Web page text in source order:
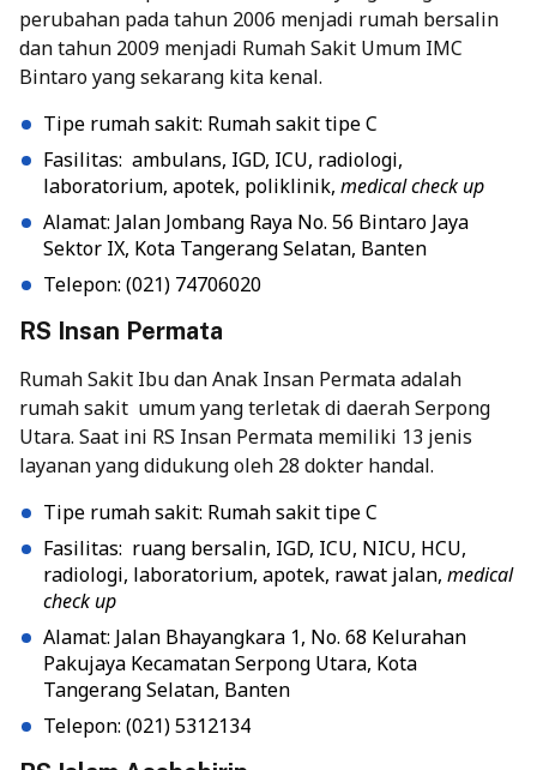
perubahan pada tahun 2006 menjadi rumah bersalin
dan tahun 2009 menjadi Rumah Sakit Umum IMC
Bintaro yang sekarang kita kenal.
Tipe rumah sakit: Rumah sakit tipe C
Fasilitas: ambulans, IGD, ICU, radiologi,
laboratorium, apotek, poliklinik, medical check up
Alamat: Jalan Jombang Raya No. 56 Bintaro Jaya
Sektor IX, Kota Tangerang Selatan, Banten
Telepon: (021) 74706020
RS Insan Permata
Rumah Sakit Ibu dan Anak Insan Permata adalah
rumah sakit umum yang terletak di daerah Serpong
Utara. Saat ini RS Insan Permata memiliki 13 jenis
layanan yang didukung oleh 28 dokter handal.
Tipe rumah sakit: Rumah sakit tipe C
Fasilitas: ruang bersalin, IGD, ICU, NICU, HCU,
radiologi, laboratorium, apotek, rawat jalan, medical
check up
Alamat: Jalan Bhayangkara 1, No. 68 Kelurahan
Pakujaya Kecamatan Serpong Utara, Kota
Tangerang Selatan, Banten
Telepon: (021) 5312134